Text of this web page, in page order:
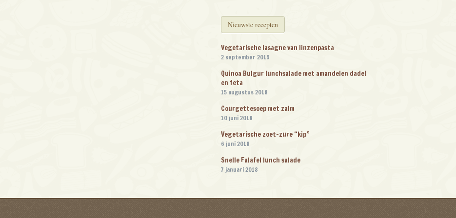
Nieuwste recepten
Vegetarische lasagne van linzenpasta
2 september 2019
Quinoa Bulgur lunchsalade met amandelen dadel
en feta
15 augustus 2018
Courgettesoep met zalm
10 juni 2018
Vegetarische zoet-zure “kip”
6 juni 2018
Snelle Falafel lunch salade
7 januari 2018